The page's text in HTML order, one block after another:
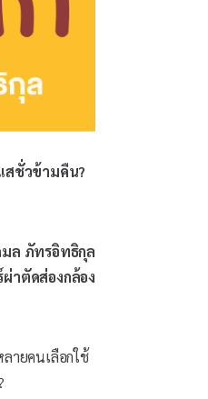
สชั่วข้ามคืน?
ล ภัทรอิทธิกุล
าตัดส่องกล้อง
ายคนเลือกใช้